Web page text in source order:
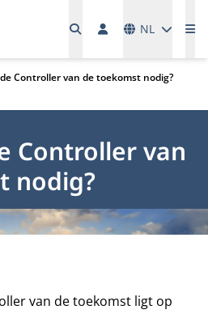
NL
Controller van de toekomst nodig?
Controller van
nodig?
van de toekomst ligt op